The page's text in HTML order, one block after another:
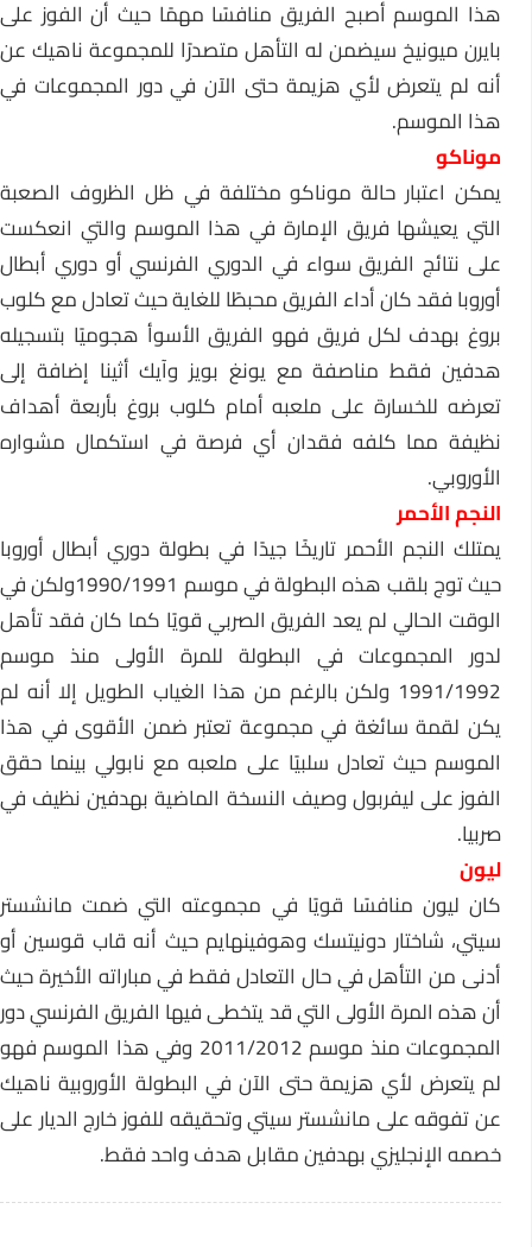
هذا الموسم أصبح الفريق منافسًا مهمًا حيث أن الفوز على
بايرن ميونيخ سيضمن له التأهل متصدرًا للمجموعة ناهيك عن
أنه لم يتعرض لأي هزيمة حتى الآن في دور المجموعات في
هذا الموسم.
موناكو
يمكن اعتبار حالة موناكو مختلفة في ظل الظروف الصعبة
التي يعيشها فريق الإمارة في هذا الموسم والتي انعكست
على نتائج الفريق سواء في الدوري الفرنسي أو دوري أبطال
أوروبا فقد كان أداء الفريق محبطًا للغاية حيث تعادل مع كلوب
بروغ بهدف لكل فريق فهو الفريق الأسوأ هجوميًا بتسجيله
هدفين فقط مناصفة مع يونغ بويز وآيك أثينا إضافة إلى
تعرضه للخسارة على ملعبه أمام كلوب بروغ بأربعة أهداف
نظيفة مما كلفه فقدان أي فرصة في استكمال مشواره
الأوروبي.
النجم الأحمر
يمتلك النجم الأحمر تاريخًا جيدًا في بطولة دوري أبطال أوروبا
حيث توج بلقب هذه البطولة في موسم 1990/1991ولكن في
الوقت الحالي لم يعد الفريق الصربي قويًا كما كان فقد تأهل
لدور المجموعات في البطولة للمرة الأولى منذ موسم
1991/1992 ولكن بالرغم من هذا الغياب الطويل إلا أنه لم
يكن لقمة سائغة في مجموعة تعتبر ضمن الأقوى في هذا
الموسم حيث تعادل سلبيًا على ملعبه مع نابولي بينما حقق
الفوز على ليفربول وصيف النسخة الماضية بهدفين نظيف في
صربيا.
ليون
كان ليون منافسًا قويًا في مجموعته التي ضمت مانشستر
سيتي، شاختار دونيتسك وهوفينهايم حيث أنه قاب قوسين أو
أدنى من التأهل في حال التعادل فقط في مباراته الأخيرة حيث
أن هذه المرة الأولى التي قد يتخطى فيها الفريق الفرنسي دور
المجموعات منذ موسم 2011/2012 وفي هذا الموسم فهو
لم يتعرض لأي هزيمة حتى الآن في البطولة الأوروبية ناهيك
عن تفوقه على مانشستر سيتي وتحقيقه للفوز خارج الديار على
خصمه الإنجليزي بهدفين مقابل هدف واحد فقط.